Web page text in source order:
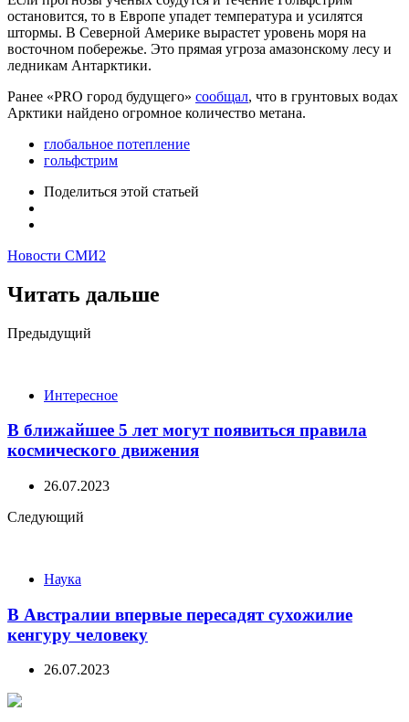
остановится, то в Европе упадет температура и усилятся
штормы. В Северной Америке вырастет уровень моря на
восточном побережье. Это прямая угроза амазонскому лесу и
ледникам Антарктики.
Ранее «PRO город будущего» сообщал, что в грунтовых водах
Арктики найдено огромное количество метана.
глобальное потепление
гольфстрим
Поделиться этой статьей
Новости СМИ2
Читать дальше
Post
Предыдущий
Интересное
В ближайшее 5 лет могут появиться правила
космического движения
26.07.2023
Следующий
Наука
В Австралии впервые пересадят сухожилие
кенгуру человеку
26.07.2023